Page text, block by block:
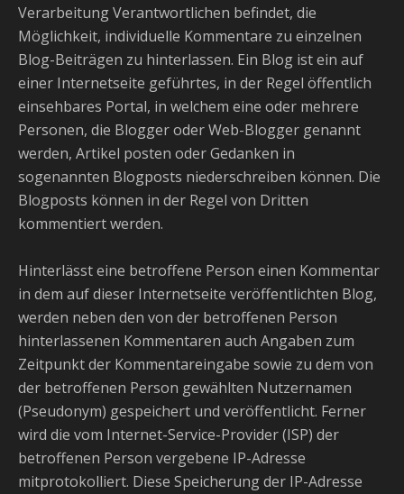
Verarbeitung Verantwortlichen befindet, die
Möglichkeit, individuelle Kommentare zu einzelnen
Blog-Beiträgen zu hinterlassen. Ein Blog ist ein auf
einer Internetseite geführtes, in der Regel öffentlich
einsehbares Portal, in welchem eine oder mehrere
Personen, die Blogger oder Web-Blogger genannt
werden, Artikel posten oder Gedanken in
sogenannten Blogposts niederschreiben können. Die
Blogposts können in der Regel von Dritten
kommentiert werden.
Hinterlässt eine betroffene Person einen Kommentar
in dem auf dieser Internetseite veröffentlichten Blog,
werden neben den von der betroffenen Person
hinterlassenen Kommentaren auch Angaben zum
Zeitpunkt der Kommentareingabe sowie zu dem von
der betroffenen Person gewählten Nutzernamen
(Pseudonym) gespeichert und veröffentlicht. Ferner
wird die vom Internet-Service-Provider (ISP) der
betroffenen Person vergebene IP-Adresse
mitprotokolliert. Diese Speicherung der IP-Adresse